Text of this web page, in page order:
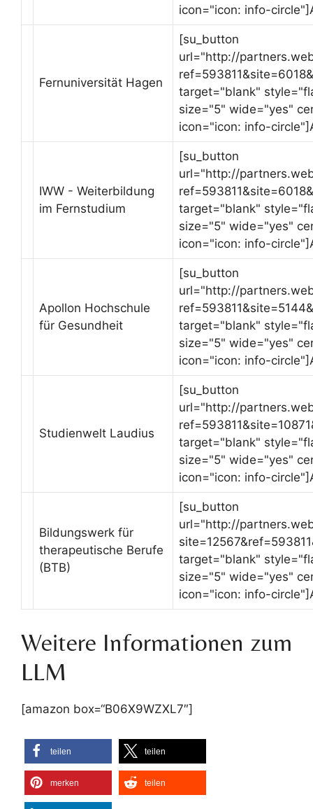
icon="icon: info-
Fernuniversität Hagen
[su_button
url="http://
target="blank"
size="5" wide="yes"
icon="icon: info-
IWW - Weiterbildung
im Fernstudium
[su_button
url="http://
target="blank"
size="5" wide="yes"
icon="icon: info-
Apollon Hochschule
für Gesundheit
[su_button
url="http://
target="blank"
size="5" wide="yes"
icon="icon: info-
Studienwelt Laudius
[su_button
url="http://
target="blank"
size="5" wide="yes"
icon="icon: info-
Bildungswerk für
therapeutische Berufe
(BTB)
[su_button
url="http://
target="blank"
size="5" wide="yes"
icon="icon: info-
Weitere Informationen zum
LLM
[amazon box=“B06X9WZXL7″]
teilen teilen
merken teilen